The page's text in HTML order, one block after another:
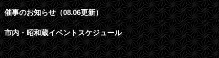
催事のお知らせ（08.06更新）
市内・昭和蔵イベントスケジュール